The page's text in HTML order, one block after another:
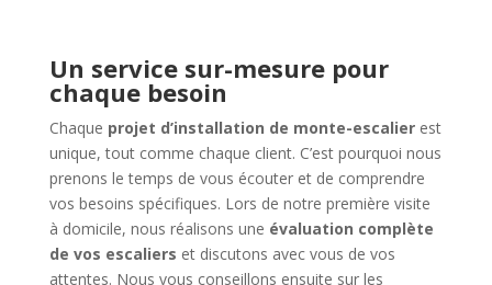
Un service sur-mesure pour
chaque besoin
Chaque projet d’installation de monte-escalierest
unique, tout comme chaque client. C’est pourquoi nous
prenons le temps de vous écouter et de comprendre
vos besoins spécifiques. Lors de notre première visite
à domicile, nous réalisons une évaluation complète
de vos escaliers et discutons avec vous de vos
attentes. Nous vous conseillons ensuite sur les